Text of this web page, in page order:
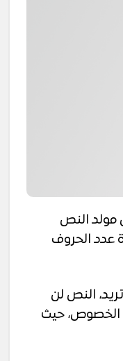
النص
عدد الحروف
النص لن
الخصوص، حيث